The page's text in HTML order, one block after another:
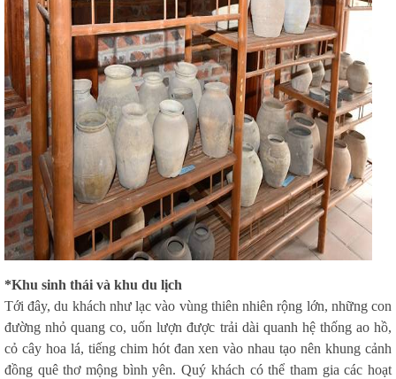
*Khu sinh thái và khu du lịch
Tới đây, du khách như lạc vào vùng thiên nhiên rộng lớn, những con
đường nhỏ quang co, uốn lượn được trải dài quanh hệ thống ao hồ,
cỏ cây hoa lá, tiếng chim hót đan xen vào nhau tạo nên khung cảnh
đồng quê thơ mộng bình yên. Quý khách có thể tham gia các hoạt